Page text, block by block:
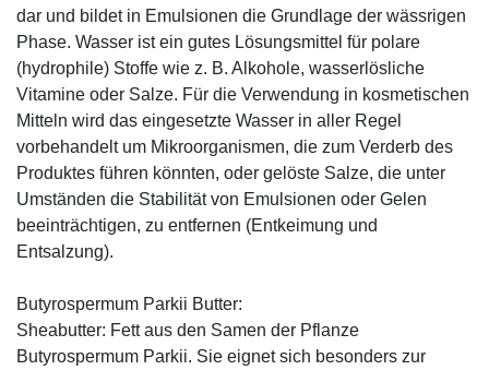
dar und bildet in Emulsionen die Grundlage der wässrigen
Phase. Wasser ist ein gutes Lösungsmittel für polare
(hydrophile) Stoffe wie z. B. Alkohole, wasserlösliche
Vitamine oder Salze. Für die Verwendung in kosmetischen
Mitteln wird das eingesetzte Wasser in aller Regel
vorbehandelt um Mikroorganismen, die zum Verderb des
Produktes führen könnten, oder gelöste Salze, die unter
Umständen die Stabilität von Emulsionen oder Gelen
beeinträchtigen, zu entfernen (Entkeimung und
Entsalzung).
Butyrospermum Parkii Butter:
Sheabutter: Fett aus den Samen der Pflanze
Butyrospermum Parkii. Sie eignet sich besonders zur